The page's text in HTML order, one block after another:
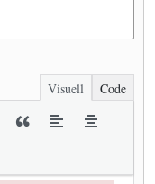
Visuell
Code